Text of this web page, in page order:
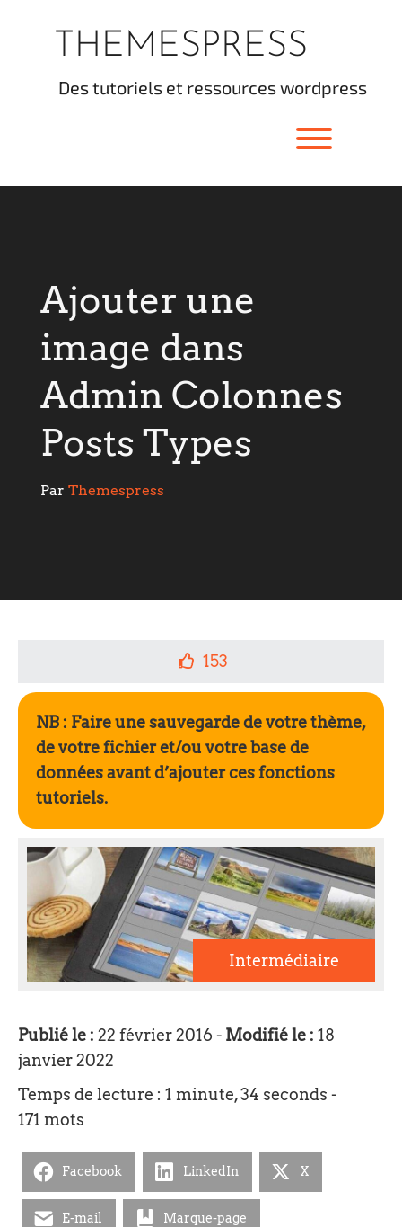
THEMESPRESS
des tutoriels et ressources wordpress
Ajouter une
image dans
Admin Colonnes
Posts Types
Par Themespress
153
NB : Faire une sauvegarde de votre thème,
de votre fichier et/ou votre base de
données avant d’ajouter ces fonctions
tutoriels.
Intermédiaire
Publié le : 22 février 2016 - Modifié le : 18
janvier 2022
Temps de lecture : 1 minute, 34 seconds -
171 mots
Facebook LinkedIn X
E-mail Marque-page